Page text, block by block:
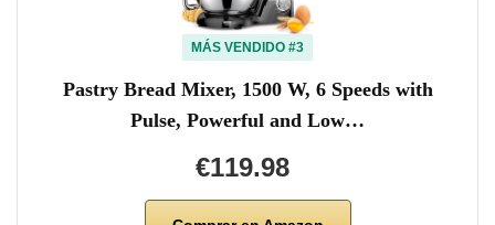
MÁS VENDIDO #3
Pastry Bread Mixer, 1500 W, 6 Speeds with
Pulse, Powerful and Low…
€119.98